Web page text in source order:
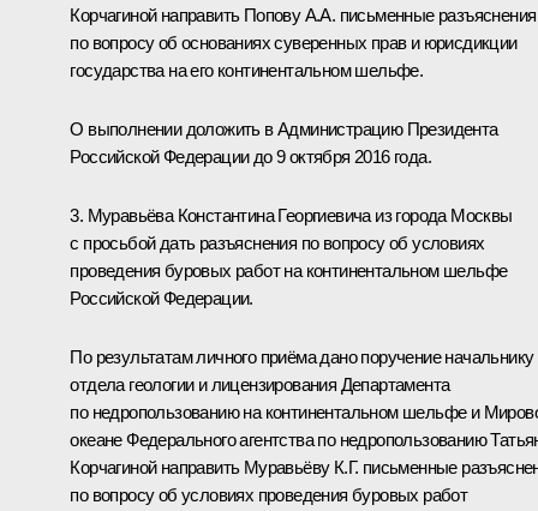
Корчагиной направить Попову А.А. письменные разъяснения
по вопросу об основаниях суверенных прав и юрисдикции
государства на его континентальном шельфе.
О выполнении доложить в Администрацию Президента
Российской Федерации до 9 октября 2016 года.
3. Муравьёва Константина Георгиевича из города Москвы
с просьбой дать разъяснения по вопросу об условиях
проведения буровых работ на континентальном шельфе
Российской Федерации.
По результатам личного приёма дано поручение начальнику
отдела геологии и лицензирования Департамента
по недропользованию на континентальном шельфе и
океане Федерального агентства по недропользованию
Корчагиной направить Муравьёву К.Г. письменные
по вопросу об условиях проведения буровых работ